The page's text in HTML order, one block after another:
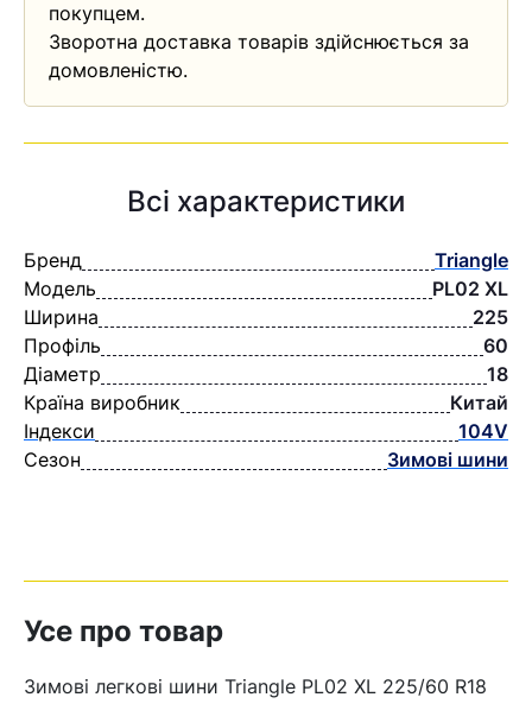
покупцем.
Зворотна доставка товарів здійснюється за
домовленістю.
Всі характеристики
Бренд
Triangle
Модель
PL02 XL
Ширина
225
Профіль
60
Діаметр
18
Країна виробник
Китай
Індекси
104V
Сезон
Зимові шини
Усе про товар
Зимові легкові шини Triangle PL02 XL 225/60 R18